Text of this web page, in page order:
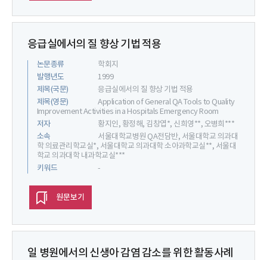
응급실에서의 질 향상 기법 적용
논문종류
학회지
발행년도
1999
제목(국문)
응급실에서의 질 향상 기법 적용
제목(영문)
Application of General QA Tools to Quality
Improvement Activities in a Hospitals Emergency Room
저자
황지인, 황정해, 김창엽*, 신희영**, 오병희***
소속
서울대학교병원 QA전담반, 서울대학교 의과대
학 의료관리학교실*, 서울대학교 의과대학 소아과학교실**, 서울대
학교 의과대학 내과학교실***
키워드
-
원문보기
일 병원에서의 신생아 감염 감소를 위한 활동사례